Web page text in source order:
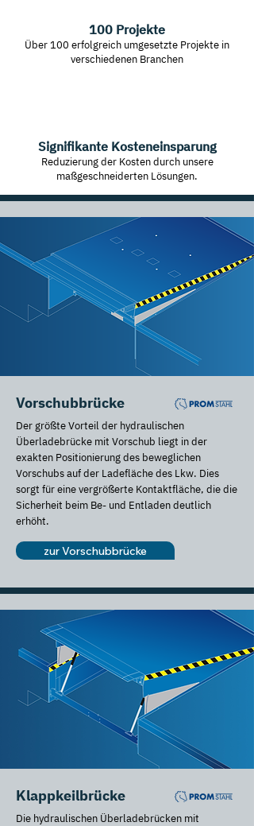
100 Projekte
Über 100 erfolgreich umgesetzte Projekte in
verschiedenen Branchen
Signifikante Kosteneinsparung
Reduzierung der Kosten durch unsere
maßgeschneiderten Lösungen.
Vorschubbrücke
Der größte Vorteil der hydraulischen
Überladebrücke mit Vorschub liegt in der
exakten Positionierung des beweglichen
Vorschubs auf der Ladefläche des Lkw. Dies
sorgt für eine vergrößerte Kontaktfläche, die die
Sicherheit beim Be- und Entladen deutlich
erhöht.
zur Vorschubbrücke
Klappkeilbrücke
Die hydraulischen Überladebrücken mit